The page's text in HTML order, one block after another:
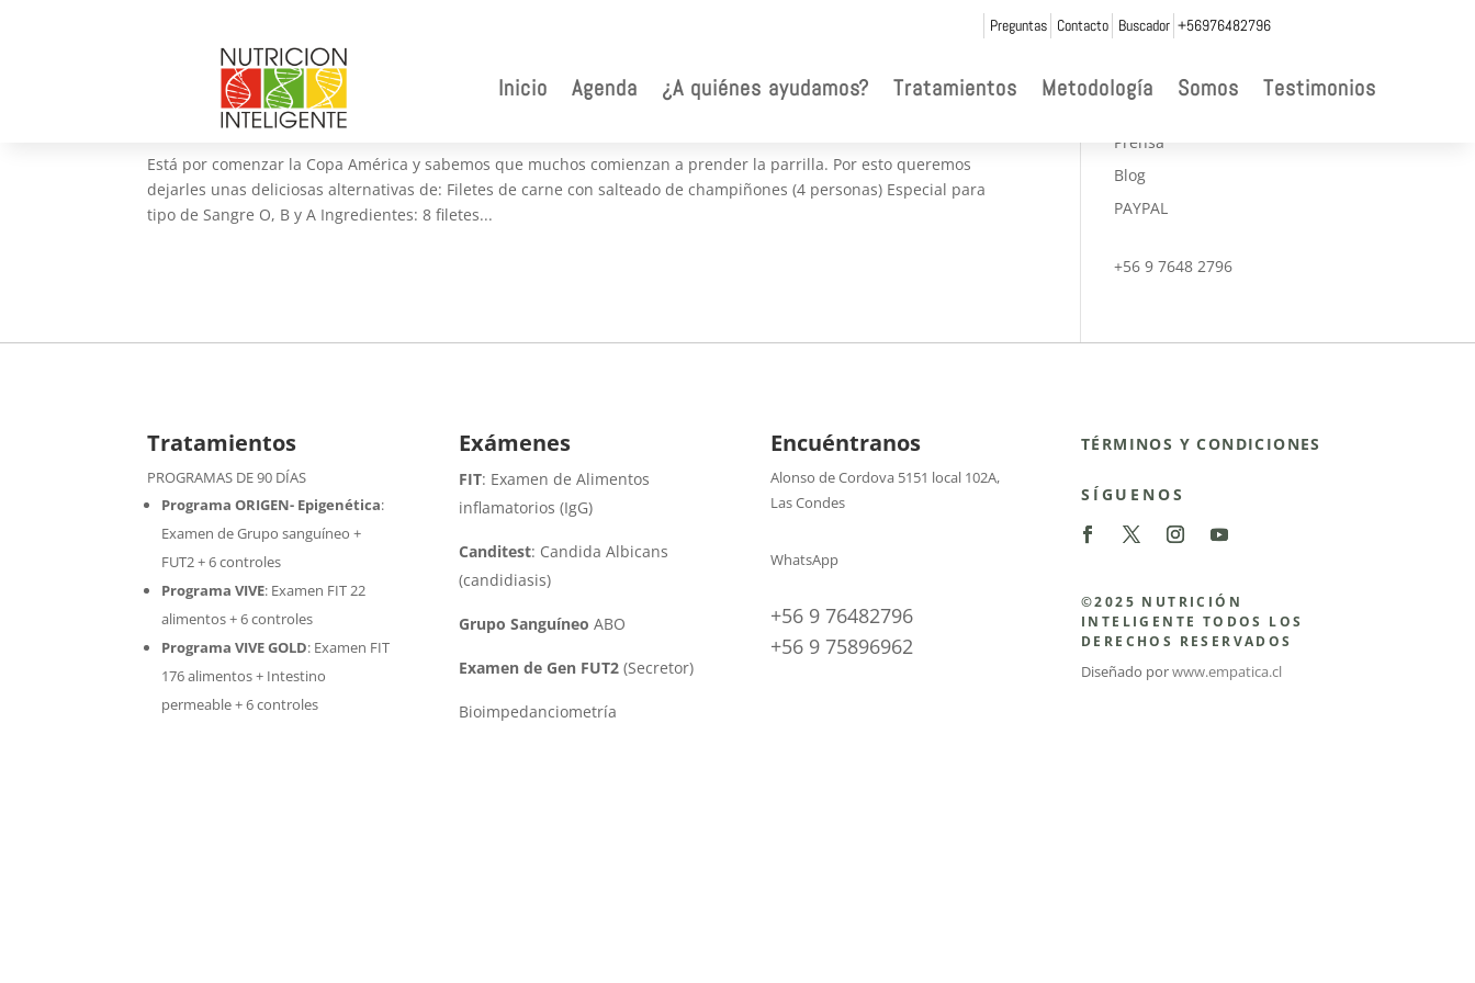
Preguntas Contacto Buscador +56976482796
Inicio Agenda ¿A quiénes ayudamos? Tratamientos Metodología Somos Testimonios
Recetas Especial Copa América
Web Admin NI|Jun 3, 2015
Está por comenzar la Copa América y sabemos que muchos comienzan a prender la parrilla. Por esto queremos
dejarles unas deliciosas alternativas de: Filetes de carne con salteado de champiñones (4 personas) Especial para
tipo de Sangre O, B y A Ingredientes: 8 filetes...
Prensa
Blog
PAYPAL
+56 9 7648 2796
Tratamientos
PROGRAMAS DE 90 DÍAS
Programa ORIGEN- Epigenética:
Examen de Grupo sanguíneo +
FUT2 + 6 controles
Programa VIVE: Examen FIT 22
alimentos + 6 controles
Programa VIVE GOLD: Examen FIT
176 alimentos + Intestino
permeable + 6 controles
Exámenes
FIT: Examen de Alimentos
inflamatorios (IgG)
Canditest: Candida Albicans
(candidiasis)
Grupo Sanguíneo ABO
Examen de Gen FUT2(Secretor)
Bioimpedanciometría
Encuéntranos
Alonso de Cordova 5151 local 102A,
Las Condes
WhatsApp
+56 9 76482796
+56 9 75896962
TÉRMINOS Y CONDICIONES
SÍGUENOS
©2025 NUTRICIÓN
INTELIGENTE TODOS LOS
DERECHOS RESERVADOS
Diseñado porwww.empatica.cl